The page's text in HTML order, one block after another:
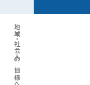
地域・社会人の皆様へ